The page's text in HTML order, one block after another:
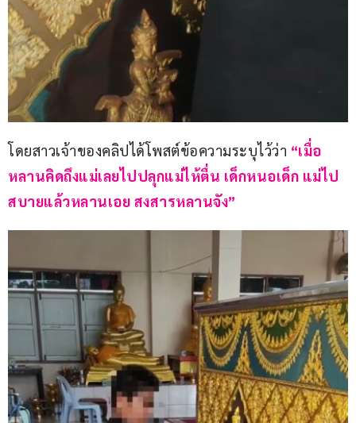
โดยสาวเจ้าของคลิปได้โพสต์ข้อความระบุไว้ว่า “เมื่อ
หลานคิดถึงแม่เลยไปปลุกแม่ไห้ตื่น เด็กหนอเด็ก แม่ไป
สบายแล้วหลานเอย สงสารหลานจัง”